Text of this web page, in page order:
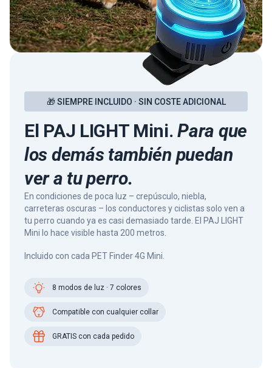
🎁 SIEMPRE INCLUIDO · SIN COSTE ADICIONAL
El PAJ LIGHT Mini.Para que
los demás también puedan
ver a tu perro.
En condiciones de poca luz – crepúsculo, niebla,
carreteras oscuras – los conductores y ciclistas solo ven a
tu perro cuando ya es casi demasiado tarde. El PAJ LIGHT
Mini lo hace visible hasta 200 metros.
Incluido con cada PET Finder 4G Mini.
8 modos de luz · 7 colores
Compatible con cualquier collar
GRATIS con cada pedido